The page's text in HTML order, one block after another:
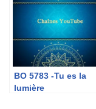
BO 5783 -Tu es la
lumière